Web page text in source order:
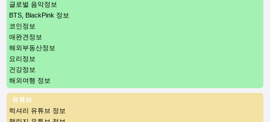
글로벌 음악정보
BTS, BlackPink 정보
코인정보
애완견정보
해외부동산정보
요리정보
건강정보
해외여행 정보
유튜브
럭셔리 유튜브 정보